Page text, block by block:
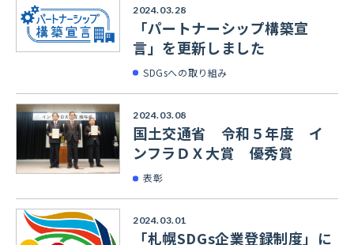
2024.03.28
「パートナーシップ構築宣
言」を更新しました
SDGsへの取り組み
2024.03.08
国土交通省 令和５年度 イ
ンフラＤＸ大賞 優秀賞
表彰
2024.03.01
「札幌SDGs企業登録制度」に